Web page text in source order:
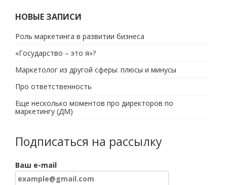
НОВЫЕ ЗАПИСИ
Роль маркетинга в развитии бизнеса
«Государство – это я»?
Маркетолог из другой сферы: плюсы и минусы
Про ответственность
Еще несколько моментов про директоров по
маркетингу (ДМ)
Подписаться на рассылку
Ваш e-mail